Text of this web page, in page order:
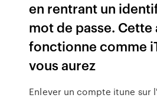
en rentrant un
mot de passe.
fonctionne comme
vous aurez
Enlever un compte itune sur